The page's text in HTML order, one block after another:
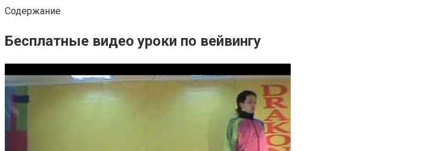
Содержание
Бесплатные видео уроки по вейвингу